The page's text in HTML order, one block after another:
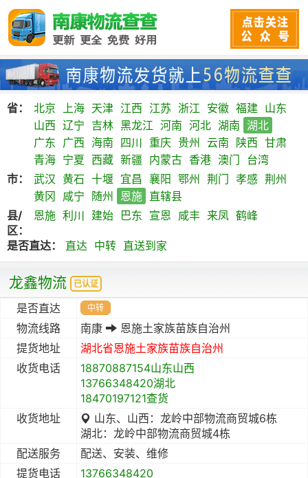
省： 北京 上海 天津 江西 江苏 浙江 安徽 福建 山东
山西 辽宁 吉林 黑龙江 河南 河北 湖南 湖北
广东 广西 海南 四川 重庆 贵州 云南 陕西 甘肃
青海 宁夏 西藏 新疆 内蒙古 香港 澳门 台湾
市：
武汉 黄石 十堰 宜昌 襄阳 鄂州 荆门 孝感 荆州
黄冈 咸宁 随州 恩施 直辖县
县/
区：
恩施 利川 建始 巴东 宣恩 咸丰 来凤 鹤峰
是否直达： 直达 中转 直送到家
龙鑫物流 已认证
是否直达 中转
物流线路 南康
恩施土家族苗族自治州
提货地址
湖北省恩施土家族苗族自治州
收货电话
18870887154山东山西
13766348420湖北
18470197121查货
收货地址
山东、山西：龙岭中部物流商贸城6栋
湖北：龙岭中部物流商贸城4栋
配送服务
配送、安装、维修
提货电话
13766348420